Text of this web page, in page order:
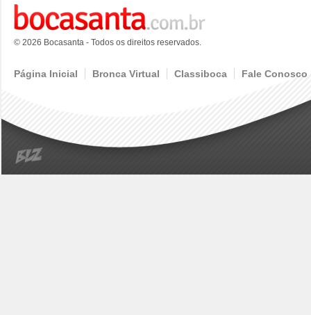
© 2026 Bocasanta - Todos os direitos reservados.
Página Inicial Bronca Virtual Classiboca Fale Conosco